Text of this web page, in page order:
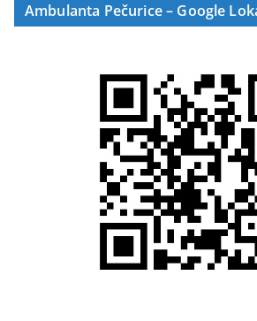
Ambulanta Pečurice – Google